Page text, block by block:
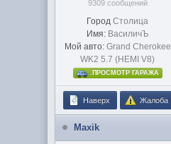
9309 сообщений
Город Столица
Имя: ВасиличЪ
Мой авто: Grand Cherokee
WK2 5.7 (HEMI V8)
.ПРОСМОТР ГАРАЖА
Наверх Жалоба
Maxik